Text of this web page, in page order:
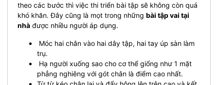
theo các bước thì việc thi triển bài tập sẽ không còn quá
khó khăn. Đây cũng là mọt trong những bài tập vai tại
nhà được nhiều người áp dụng.
Móc hai chân vào hai dây tập, hai tay úp sàn làm
trụ.
Hạ người xuống sao cho cơ thể giống như 1 mặt
phẳng nghiêng với gót chân là điểm cao nhất.